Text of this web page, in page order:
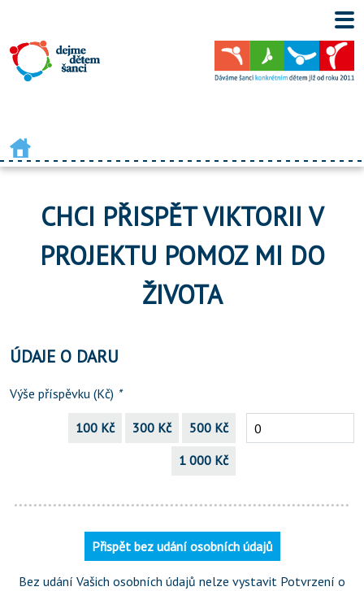
CHCI PŘISPĚT VIKTORII V
PROJEKTU POMOZ MI DO
ŽIVOTA
ÚDAJE O DARU
Výše příspěvku (Kč) *
100 Kč 300 Kč 500 Kč
1 000 Kč
Přispět bez udání osobních údajů
Bez udání Vašich osobních údajů nelze vystavit Potvrzení o